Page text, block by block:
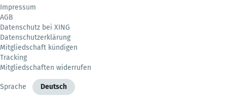
Impressum
AGB
Datenschutz bei XING
Datenschutzerklärung
Mitgliedschaft kündigen
Tracking
Mitgliedschaften widerrufen
Sprache Deutsch